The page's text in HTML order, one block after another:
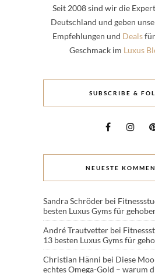
Seit 2008 sind wir die
Deutschland und geben
Empfehlungen und Deals
Geschmack im Luxus
SUBSCRIBE &
NEUESTE
Sandra Schröder bei
besten Luxus Gyms für
André Trautvetter bei
13 besten Luxus Gyms für
Christian Hänni bei Diese
echtes Omega-Gold – warum